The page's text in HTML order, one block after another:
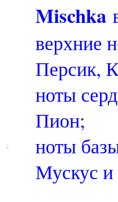
Mischka
верхние
Персик,
ноты
Пион;
ноты
Мускус и